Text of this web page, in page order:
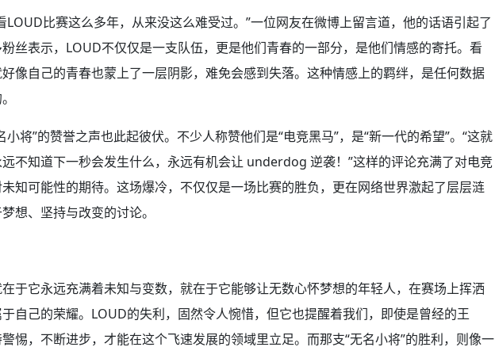
LOUD比赛这么多年，从来没这么难受过。”一位网友在微博上留言道，他的话语引起了
丝表示，LOUD不仅仅是一支队伍，更是他们青春的一部分，是他们情感的寄托。看
像自己的青春也蒙上了一层阴影，难免会感到失落。这种情感上的羁绊，是任何数据
小将”的赞誉之声也此起彼伏。不少人称赞他们是“电竞黑马”，是“新一代的希望”。“这就
不知道下一秒会发生什么，永远有机会让 underdog 逆袭！”这样的评论充满了对电竞
知可能性的期待。这场爆冷，不仅仅是一场比赛的胜负，更在网络世界激起了层层涟
想、坚持与改变的讨论。
于它永远充满着未知与变数，就在于它能够让无数心怀梦想的年轻人，在赛场上挥洒
自己的荣耀。LOUD的失利，固然令人惋惜，但它也提醒着我们，即使是曾经的王
惕，不断进步，才能在这个飞速发展的领域里立足。而那支“无名小将”的胜利，则像一